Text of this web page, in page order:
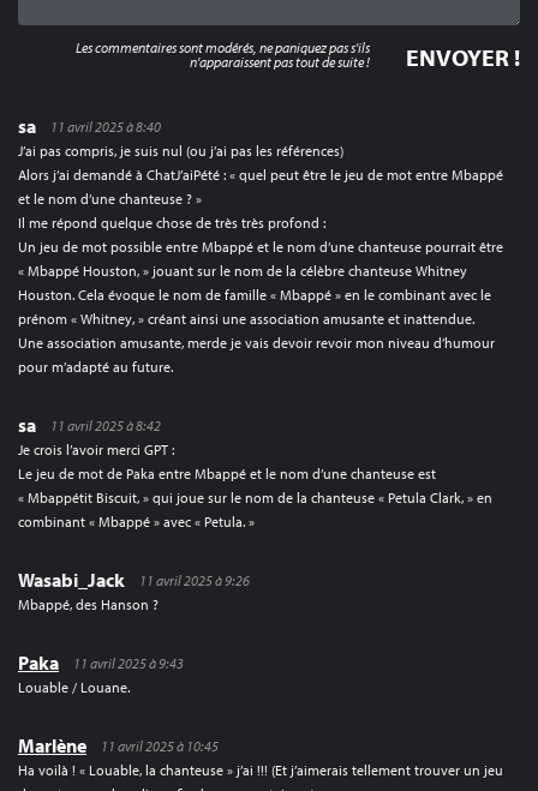
sa
11 avril 2025 à 8:40
J’ai pas compris, je suis nul (ou j’ai pas les références)
Alors j’ai demandé à ChatJ’aiPété : « quel peut être le jeu de mot entre Mbappé
et le nom d’une chanteuse ? »
Il me répond quelque chose de très très profond :
Un jeu de mot possible entre Mbappé et le nom d’une chanteuse pourrait être
« Mbappé Houston, » jouant sur le nom de la célèbre chanteuse Whitney
Houston. Cela évoque le nom de famille « Mbappé » en le combinant avec le
prénom « Whitney, » créant ainsi une association amusante et inattendue.
Une association amusante, merde je vais devoir revoir mon niveau d’humour
pour m’adapté au future.
sa
11 avril 2025 à 8:42
Je crois l’avoir merci GPT :
Le jeu de mot de Paka entre Mbappé et le nom d’une chanteuse est
« Mbappétit Biscuit, » qui joue sur le nom de la chanteuse « Petula Clark, » en
combinant « Mbappé » avec « Petula. »
Wasabi_Jack
11 avril 2025 à 9:26
Mbappé, des Hanson ?
Paka
11 avril 2025 à 9:43
Louable / Louane.
Marlène
11 avril 2025 à 10:45
Ha voilà ! « Louable, la chanteuse » j’ai !!! (Et j’aimerais tellement trouver un jeu
Les commentaires sont modérés, ne paniquez pas s'ils
n'apparaissent pas tout de suite !